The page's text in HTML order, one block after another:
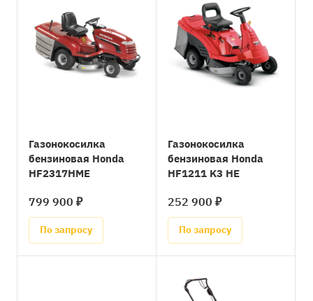
Газонокосилка
бензиновая Honda
HF2317HME
799 900 ₽
По запросу
Газонокосилка
бензиновая Honda
HF1211 K3 HE
252 900 ₽
По запросу